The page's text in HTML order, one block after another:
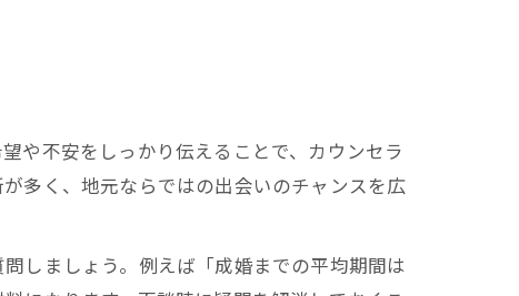
や不安をしっかり伝えることで、カウンセラ
多く、地元ならではの出会いのチャンスを広
しましょう。例えば「成婚までの平均期間は